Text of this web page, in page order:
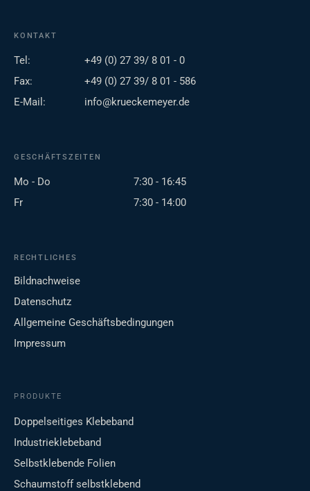
KONTAKT
Tel:
+49 (0) 27 39/ 8 01 - 0
Fax:
+49 (0) 27 39/ 8 01 - 586
E-Mail:
info@krueckemeyer.de
GESCHÄFTSZEITEN
Mo - Do
7:30 - 16:45
Fr
7:30 - 14:00
RECHTLICHES
Bildnachweise
Datenschutz
Allgemeine Geschäftsbedingungen
Impressum
PRODUKTE
Doppelseitiges Klebeband
Industrieklebeband
Selbstklebende Folien
Schaumstoff selbstklebend